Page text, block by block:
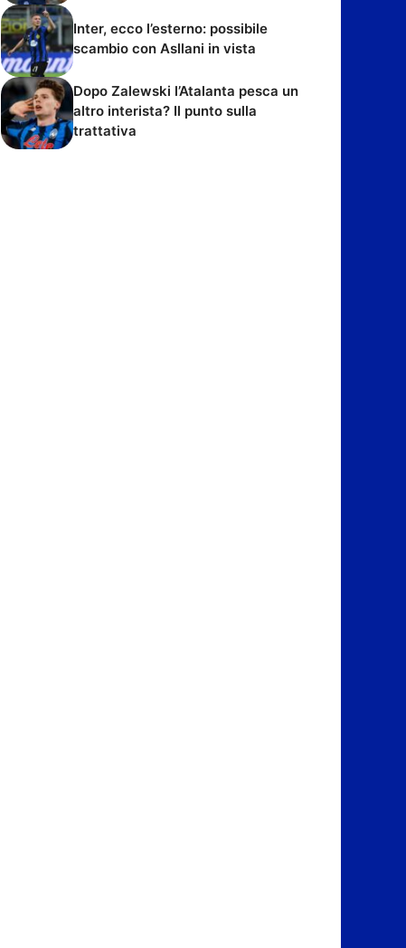
Inter, ecco l’esterno: possibile
scambio con Asllani in vista
Dopo Zalewski l’Atalanta pesca un
altro interista? Il punto sulla
trattativa